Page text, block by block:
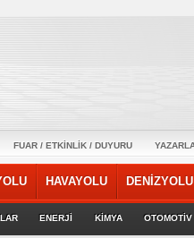
FUAR / ETKİNLİK / DUYURU
HAVAYOLU DENİZYOLU
ENERJİ KİMYA OTOMOTİV